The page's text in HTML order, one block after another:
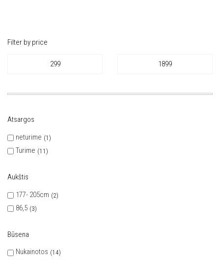
Filter by price
Atsargos
neturime
1
Turime 11
Aukštis
177- 205cm
2
86,5 3
Būsena
Nukainotos
14